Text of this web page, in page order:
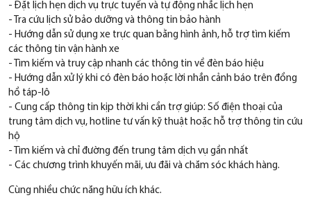
- Đặt lịch hẹn dịch vụ trực tuyến và tự động nhắc lịch hẹn
- Tra cứu lịch sử bảo dưỡng và thông tin bảo hành
- Hướng dẫn sử dụng xe trực quan bằng hình ảnh, hỗ trợ tìm kiếm
các thông tin vận hành xe
- Tìm kiếm và truy cập nhanh các thông tin về đèn báo hiệu
- Hướng dẫn xử lý khi có đèn báo hoặc lời nhắn cảnh báo trên đồng
hồ táp-lô
- Cung cấp thông tin kịp thời khi cần trợ giúp: Số điện thoại của
trung tâm dịch vụ, hotline tư vấn kỹ thuật hoặc hỗ trợ thông tin cứu
hộ
- Tìm kiếm và chỉ đường đến trung tâm dịch vụ gần nhất
- Các chương trình khuyến mãi, ưu đãi và chăm sóc khách hàng.
Cùng nhiều chức năng hữu ích khác.